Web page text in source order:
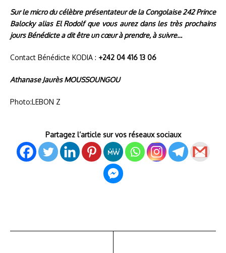
Sur le micro du célèbre présentateur de la Congolaise 242 Prince
Balocky alias El Rodolf que vous aurez dans les très prochains
jours Bénédicte a dit être un cœur à prendre, à suivre…
Contact Bénédicte KODIA : +242 04 416 13 06
Athanase Jaurès MOUSSOUNGOU
Photo:LEBON Z
Partagez l’article sur vos réseaux sociaux